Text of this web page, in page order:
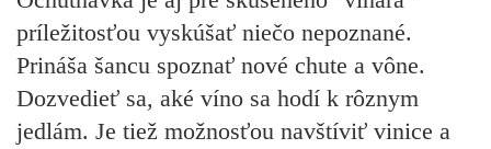
príležitosťou vyskúšať niečo nepoznané.
Prináša šancu spoznať nové chute a vône.
Dozvedieť sa, aké víno sa hodí k rôznym
jedlám. Je tiež možnosťou navštíviť vinice a